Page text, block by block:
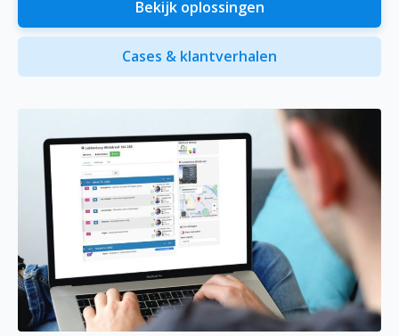
Bekijk oplossingen
Cases & klantverhalen